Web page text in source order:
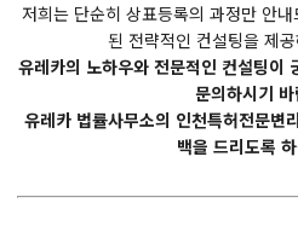
저희는 단순히 상표등록의 과정만 안
된 전략적인 컨설팅을 제
유레카의 노하우와 전문적인 컨설팅이
문의하시기
유레카 법률사무소의 인천특허전문변
백을 드리도록